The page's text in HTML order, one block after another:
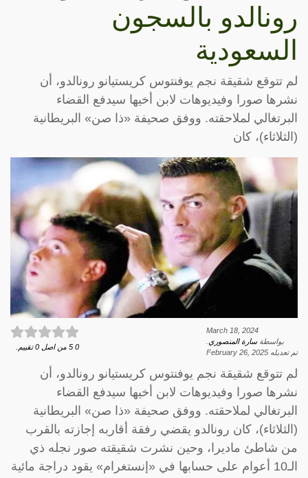
رونالدو بالسجون
السعودية
لم تتوقع شقيقة نجم يوفنتوس كريستيانو رونالدو، أن
نشرها صورا وفيديوهات لابن أخيها سيدفع القضاء
البرتغالي لملاحقته. ووفق صحيفة «ذا صن» البريطانية
(الثلاثاء)، كان
March 18, 2024
بواسطةسارة المنصوري
تم تعديله February 26, 2025
0
5 من اصل 0 تقييم.
لم تتوقع شقيقة نجم يوفنتوس كريستيانو رونالدو، أن
نشرها صورا وفيديوهات لابن أخيها سيدفع القضاء
البرتغالي لملاحقته. ووفق صحيفة «ذا صن» البريطانية
(الثلاثاء)، كان رونالدو يقضي رفقة أقاربه إجازته بالقرب
من شاطئ ماديرا، وحين نشرت شقيقته صور نجله ذي
الـ10 أعوام على حسابها في «إنستغرام» يقود دراجة مائية